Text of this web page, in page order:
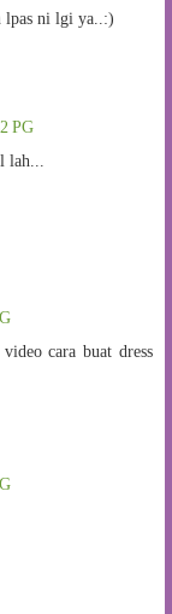
lpas ni lgi ya..:)
PG
cara buat dress